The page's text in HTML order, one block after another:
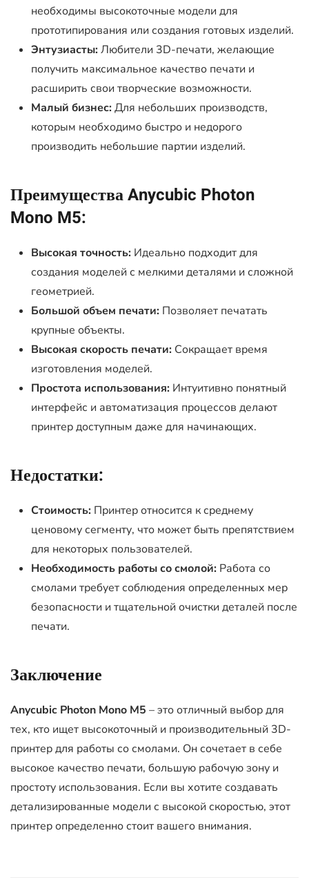
необходимы высокоточные модели для
прототипирования или создания готовых изделий.
Энтузиасты:Любители 3D-печати, желающие
получить максимальное качество печати и
расширить свои творческие возможности.
Малый бизнес:Для небольших производств,
которым необходимо быстро и недорого
производить небольшие партии изделий.
Преимущества Anycubic Photon
Mono M5:
Высокая точность: Идеально подходит для
создания моделей с мелкими деталями и сложной
геометрией.
Большой объем печати: Позволяет печатать
крупные объекты.
Высокая скорость печати: Сокращает время
изготовления моделей.
Простота использования: Интуитивно понятный
интерфейс и автоматизация процессов делают
принтер доступным даже для начинающих.
Недостатки:
Стоимость: Принтер относится к среднему
ценовому сегменту, что может быть препятствием
для некоторых пользователей.
Необходимость работы со смолой: Работа со
смолами требует соблюдения определенных мер
безопасности и тщательной очистки деталей после
печати.
Заключение
Anycubic Photon Mono M5 – это отличный выбор для
тех, кто ищет высокоточный и производительный 3D-
принтер для работы со смолами. Он сочетает в себе
высокое качество печати, большую рабочую зону и
простоту использования. Если вы хотите создавать
детализированные модели с высокой скоростью, этот
принтер определенно стоит вашего внимания.